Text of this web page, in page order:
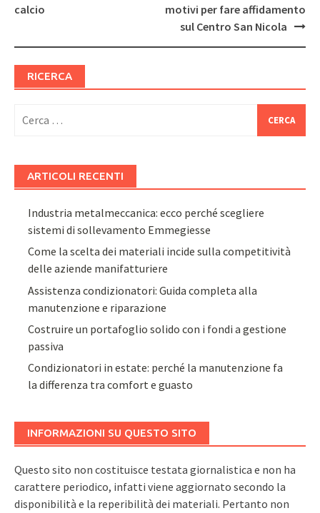
calcio
motivi per fare affidamento
sul Centro San Nicola
RICERCA
per:
ARTICOLI RECENTI
Industria metalmeccanica: ecco perché scegliere
sistemi di sollevamento Emmegiesse
Come la scelta dei materiali incide sulla competitività
delle aziende manifatturiere
Assistenza condizionatori: Guida completa alla
manutenzione e riparazione
Costruire un portafoglio solido con i fondi a gestione
passiva
Condizionatori in estate: perché la manutenzione fa
la differenza tra comfort e guasto
INFORMAZIONI SU QUESTO SITO
Questo sito non costituisce testata giornalistica e non ha
carattere periodico, infatti viene aggiornato secondo la
disponibilità e la reperibilità dei materiali. Pertanto non